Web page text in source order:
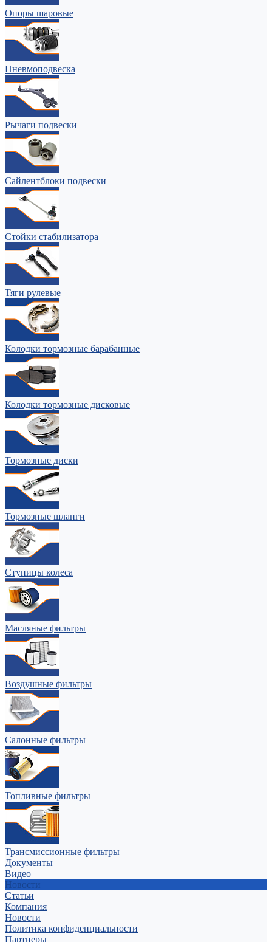
Опоры шаровые
Пневмоподвеска
Рычаги подвески
Сайлентблоки подвески
Стойки стабилизатора
Тяги рулевые
Колодки тормозные барабанные
Колодки тормозные дисковые
Тормозные диски
Тормозные шланги
Ступицы колеса
Масляные фильтры
Воздушные фильтры
Салонные фильтры
Топливные фильтры
Трансмиссионные фильтры
Документы
Видео
Новости
Статьи
Компания
Новости
Политика конфиденциальности
Партнеры